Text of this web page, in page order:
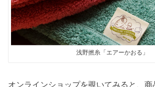
浅野撚糸「エアーかおる」
オンラインショップを覗いてみると、商